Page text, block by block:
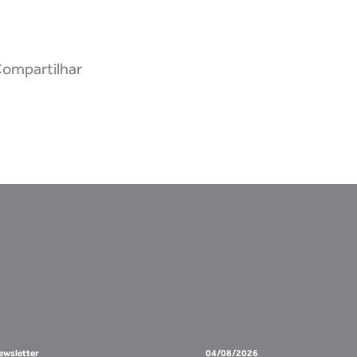
04/08/2026